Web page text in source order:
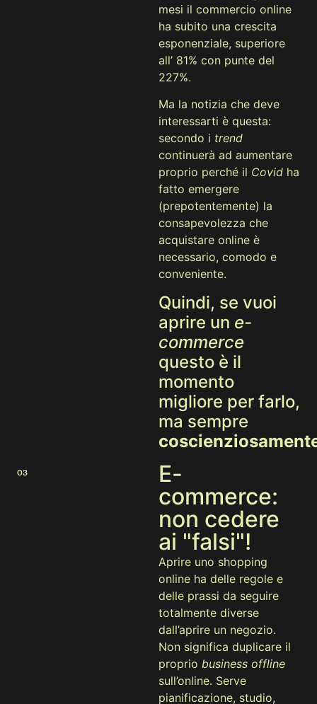
mesi il commercio online
ha subito una crescita
esponenziale, superiore
all’ 81% con punte del
227%.
Ma la notizia che deve
interessarti è questa:
secondo i trend
continuerà ad aumentare
proprio perché il Covid ha
fatto emergere
(prepotentemente) la
consapevolezza che
acquistare online è
necessario, comodo e
conveniente.
Quindi, se vuoi
aprire un e-
commerce
questo è il
momento
migliore per farlo,
ma sempre
03
E-
commerce:
non cedere
ai "falsi"!
Aprire uno shopping
online ha delle regole e
delle prassi da seguire
totalmente diverse
dall’aprire un negozio.
Non significa duplicare il
proprio business offline
sull’online. Serve
pianificazione, studio,